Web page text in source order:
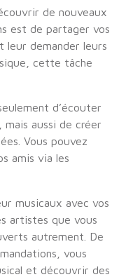
de nouveaux
est de partager vos
leur demander leurs
cette tâche
d’écouter
mais aussi de créer
Vous pouvez
amis via les
musicaux avec vos
artistes que vous
autrement. De
vous
et découvrir des